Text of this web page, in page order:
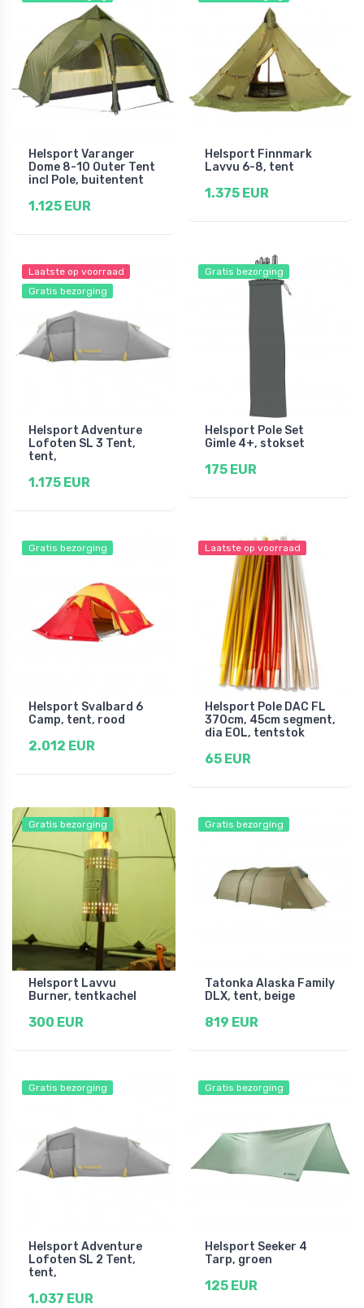
Helsport Varanger
Dome 8-10 Outer Tent
incl Pole, buitentent
1.125 EUR
Helsport Finnmark
Lavvu 6-8, tent
1.375 EUR
Laatste op voorraad
Gratis bezorging
Helsport Adventure
Lofoten SL 3 Tent,
tent,
1.175 EUR
Gratis bezorging
Helsport Pole Set
Gimle 4+, stokset
175 EUR
Gratis bezorging
Helsport Svalbard 6
Camp, tent, rood
2.012 EUR
Laatste op voorraad
Helsport Pole DAC FL
370cm, 45cm segment,
dia EOL, tentstok
65 EUR
Gratis bezorging
Helsport Lavvu
Burner, tentkachel
300 EUR
Gratis bezorging
Tatonka Alaska Family
DLX, tent, beige
819 EUR
Gratis bezorging
Helsport Adventure
Lofoten SL 2 Tent,
tent,
1.037 EUR
Gratis bezorging
Helsport Seeker 4
Tarp, groen
125 EUR